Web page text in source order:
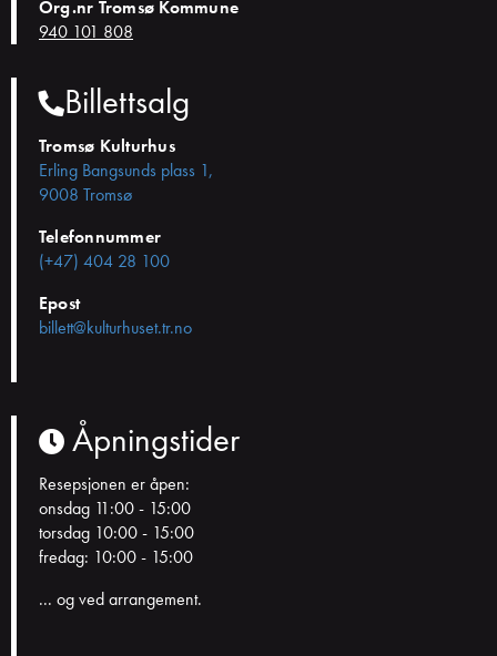
Org.nr Tromsø Kommune
940 101 808
Billettsalg
Tromsø Kulturhus
Erling Bangsunds plass 1,
9008 Tromsø
Telefonnummer
(+47) 404 28 100
Epost
billett@kulturhuset.tr.no
Åpningstider
Resepsjonen er åpen:
onsdag 11:00 - 15:00
torsdag 10:00 - 15:00
fredag: 10:00 - 15:00
... og ved arrangement.